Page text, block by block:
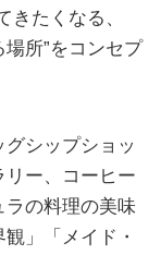
きたくなる、
場所”をコンセプ
シップショッ
ー、コーヒー
の料理の美味
」「メイド・